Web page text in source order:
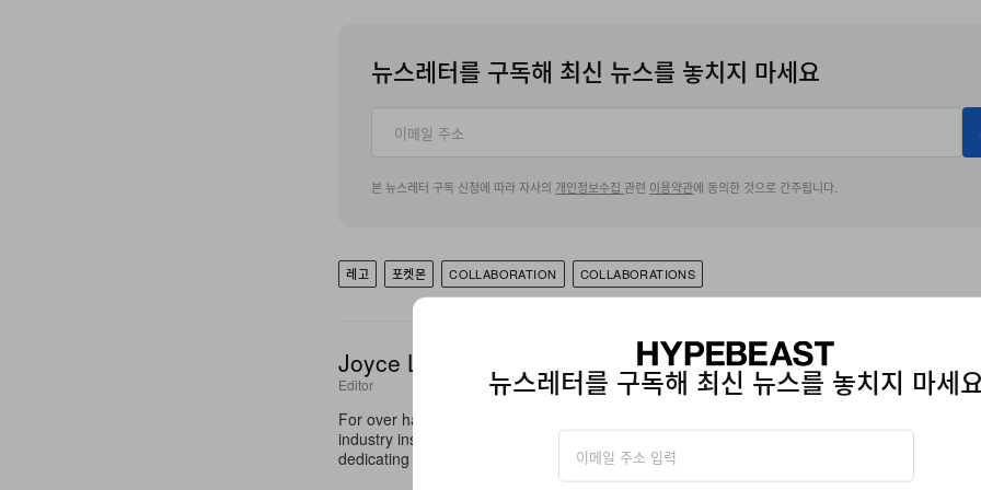
뉴스레터를 구독해 최신 뉴스를 놓치지 마세요
본 뉴스레터 구독 신청에 따라 자사의 개인정보수집관련 이용약관에 동의한 것으로 간주됩니다.
레고 포켓몬 COLLABORATION COLLABORATIONS
Joyce Li
Editor
For over half a decade, Joyce Li has served as an Editor on Hypebeast's global team,
industry insights to capture the zeitgeist. Through her editorial lens, she anticipates
dedicating her platform to spotlighting those making the greatest impact on culture today. A
뉴스레터를 구독해 최신 뉴스를 놓치지 마세